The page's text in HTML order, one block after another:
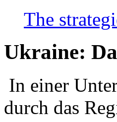
The
Ukraine:
In einer
durch das